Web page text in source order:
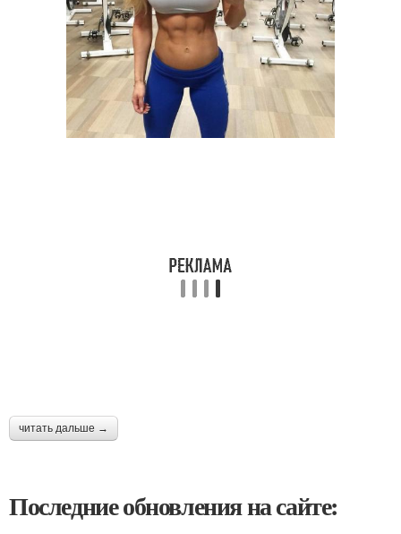
читать дальше →
Последние обновления на сайте: